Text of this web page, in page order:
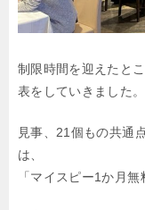
制限時間を迎えたと
表をしていきました。
見事、21個もの共通
は、
「マイスピー1か月